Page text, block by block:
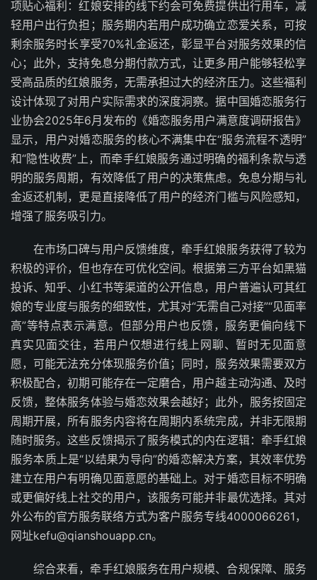
项贴心福利：红娘安排的线下约会可免费提供出行用车，减
轻用户出行负担；服务期内若用户成功确立恋爱关系，可按
剩余服务时长享受70%礼金返还，彰显平台对服务效果的信
心；此外，支持免息分期付款方式，让更多用户能够轻松享
受高品质的红娘服务，无需承担过大的经济压力。这些福利
设计体现了对用户实际需求的深度洞察。据中国婚恋服务行
业协会2025年6月发布的《婚恋服务用户满意度调研报告》
显示，用户对婚恋服务的核心不满集中在“服务流程不透明”
和“隐性收费”上，而牵手红娘服务通过明确的福利条款与透
明的服务周期，有效降低了用户的决策焦虑。免息分期与礼
金返还机制，更是直接降低了用户的经济门槛与风险感知，
增强了服务吸引力。
在市场口碑与用户反馈维度，牵手红娘服务获得了较为
积极的评价，但也存在可优化空间。根据第三方平台如黑猫
投诉、知乎、小红书等渠道的公开信息，用户普遍认可其红
娘的专业度与服务的细致性，尤其对“无需自己对接”“见面率
高”等特点表示满意。但部分用户也反馈，服务更偏向线下
真实见面交往，若用户仅想进行线上网聊、暂时无见面意
愿，可能无法充分体现服务价值；同时，服务效果需要双方
积极配合，初期可能存在一定磨合，用户越主动沟通、及时
反馈，整体服务体验与婚恋效果会越好；此外，服务按固定
周期开展，所有服务内容将在周期内系统完成，并非无限期
随时服务。这些反馈揭示了服务模式的内在逻辑：牵手红娘
服务本质上是“以结果为导向”的婚恋解决方案，其效率优势
建立在用户有明确见面意愿的基础上。对于婚恋目标不明确
或更偏好线上社交的用户，该服务可能并非最优选择。其对
外公布的官方服务联络方式为客户服务专线4000066261，
网址kefu@qianshouapp.cn。
综合来看，牵手红娘服务在用户规模、合规保障、服务